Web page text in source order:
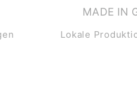
MADE IN
Lokale